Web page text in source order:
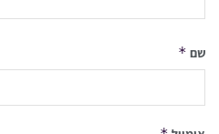
שם *